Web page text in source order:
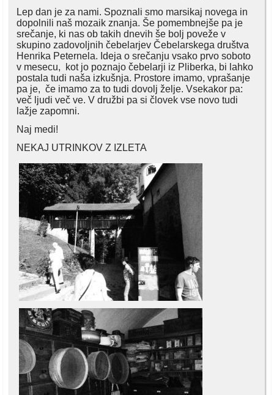
Lep dan je za nami. Spoznali smo marsikaj novega in
dopolnili naš mozaik znanja. Še pomembnejše pa je
srečanje, ki nas ob takih dnevih še bolj poveže v
skupino zadovoljnih čebelarjev Čebelarskega društva
Henrika Peternela. Ideja o srečanju vsako prvo soboto
v mesecu, kot jo poznajo čebelarji iz Pliberka, bi lahko
postala tudi naša izkušnja. Prostore imamo, vprašanje
pa je, če imamo za to tudi dovolj želje. Vsekakor pa:
več ljudi več ve. V družbi pa si človek vse novo tudi
lažje zapomni.
Naj medi!
NEKAJ UTRINKOV Z IZLETA